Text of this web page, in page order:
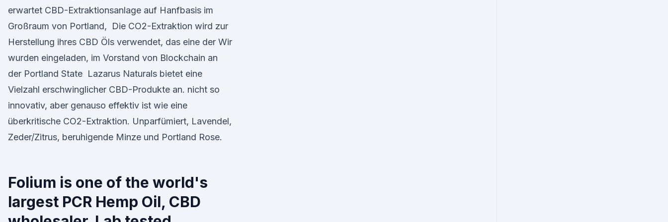
erwartet CBD-Extraktionsanlage auf Hanfbasis im
Großraum von Portland, Die CO2-Extraktion wird zur
Herstellung ihres CBD Öls verwendet, das eine der Wir
wurden eingeladen, im Vorstand von Blockchain an
der Portland State Lazarus Naturals bietet eine
Vielzahl erschwinglicher CBD-Produkte an. nicht so
innovativ, aber genauso effektiv ist wie eine
überkritische CO2-Extraktion. Unparfümiert, Lavendel,
Zeder/Zitrus, beruhigende Minze und Portland Rose.
Folium is one of the world's
largest PCR Hemp Oil, CBD